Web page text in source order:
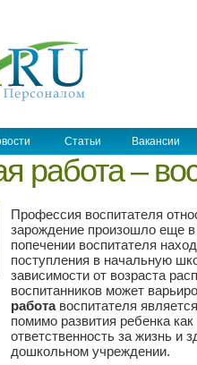
Статьи Вакансии
работа –
Профессия воспитателя
зарождение произошло еще
попечении воспитателя
поступления в начальную
зависимости от возраста
воспитанников может
работавоспитателя
помимо развития ребенка
ответственность за жизнь
дошкольном учреждении.